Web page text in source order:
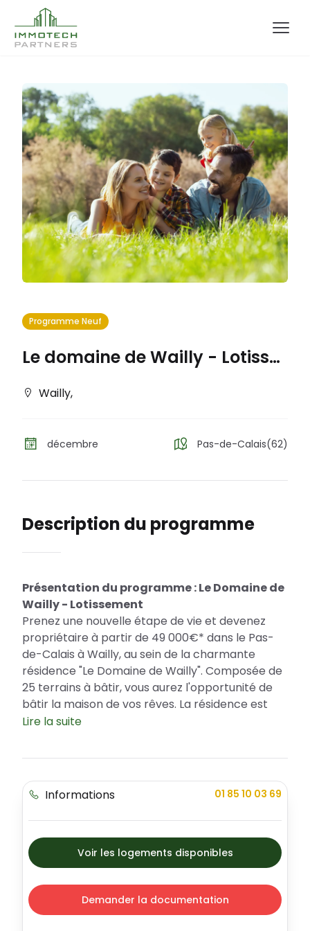
Programme Neuf
Le domaine de Wailly - Lotissement
Wailly,
décembre Pas-de-Calais(62)
Description du programme
Présentation du programme : Le Domaine de
Wailly - Lotissement
Prenez une nouvelle étape de vie et devenez
propriétaire à partir de 49 000€* dans le Pas-
de-Calais à Wailly, au sein de la charmante
résidence "Le Domaine de Wailly". Composée de
25 terrains à bâtir, vous aurez l'opportunité de
bâtir la maison de vos rêves. La résidence est
éligible à l’aide PASS ACCESSION de la
de moins de 500 m²*, offrant une excellente
Domaine de Wailly" est l'incarnation de la
sérénité, de l'autonomie et de la qualité de vie
inégalée.
Découverte de l'emplacement du Domaine
de Wailly - Lotissement
Profitez du meilleur que Wailly a à offrir avec la
résidence "Le Domaine de Wailly". Cette
commune, bien qu'ayant su préserver son esprit
Lire la suite
Informations 01 85 10 03 69
Voir les logements disponibles
Demander la documentation